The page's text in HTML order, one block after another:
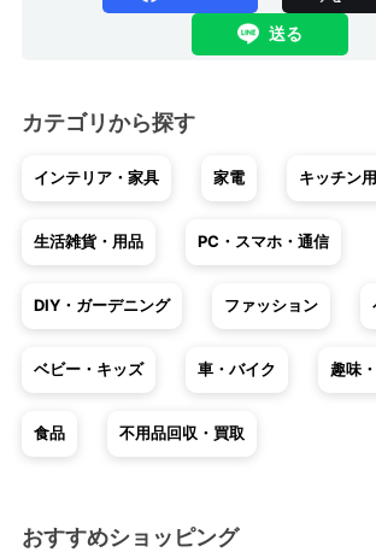
送る
カテゴリから探す
インテリア・家具 家電 キッチン
生活雑貨・用品 PC・スマホ・通信
DIY・ガーデニング ファッション
ベビー・キッズ 車・バイク 趣味
食品 不用品回収・買取
おすすめショッピング